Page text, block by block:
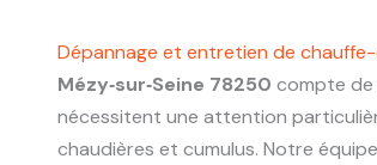
Dépannage et entretien de chauffe-
Mézy‑sur‑Seine 78250 compte de
nécessitent une attention
chaudières et cumulus. Notre